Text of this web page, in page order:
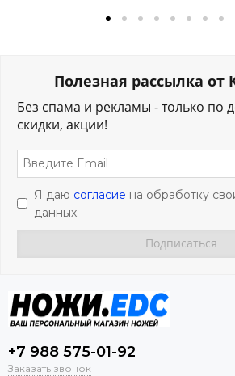
Полезная рассылка от
Без спама и рекламы - только по
скидки, акции!
Я даю согласие на обработку
данных.
+7 988 575-01-92
Заказать звонок